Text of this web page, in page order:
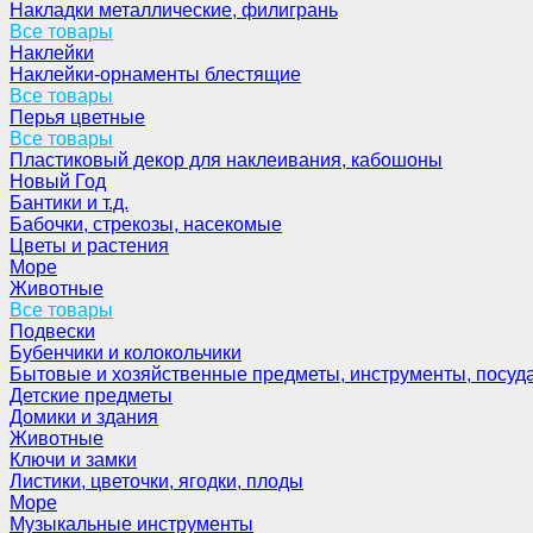
Накладки металлические, филигрань
Все товары
Наклейки
Наклейки-орнаменты блестящие
Все товары
Перья цветные
Все товары
Пластиковый декор для наклеивания, кабошоны
Новый Год
Бантики и т.д.
Бабочки, стрекозы, насекомые
Цветы и растения
Море
Животные
Все товары
Подвески
Бубенчики и колокольчики
Бытовые и хозяйственные предметы, инструменты,
Детские предметы
Домики и здания
Животные
Ключи и замки
Листики, цветочки, ягодки, плоды
Море
Музыкальные инструменты